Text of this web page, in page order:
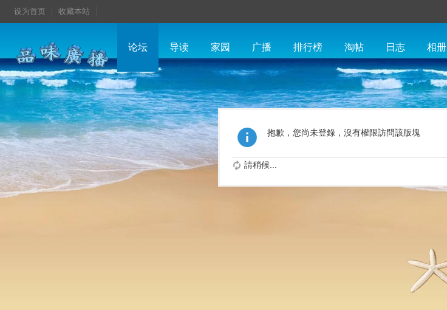
设为首页 收藏本站
论坛 导读 家园 广播 排行榜 淘帖 日志 相册
抱歉，您尚未登錄，沒有權限訪問該版塊
請稍候...